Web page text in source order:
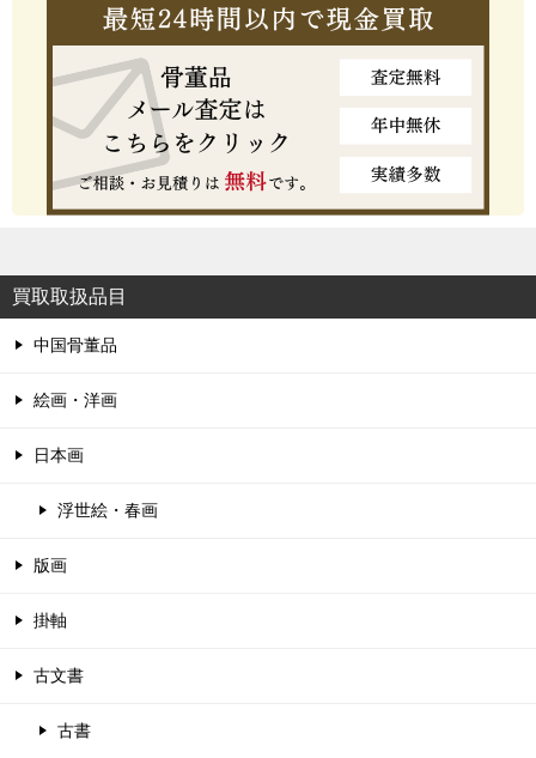
買取取扱品目
中国骨董品
絵画・洋画
日本画
浮世絵・春画
版画
掛軸
古文書
古書